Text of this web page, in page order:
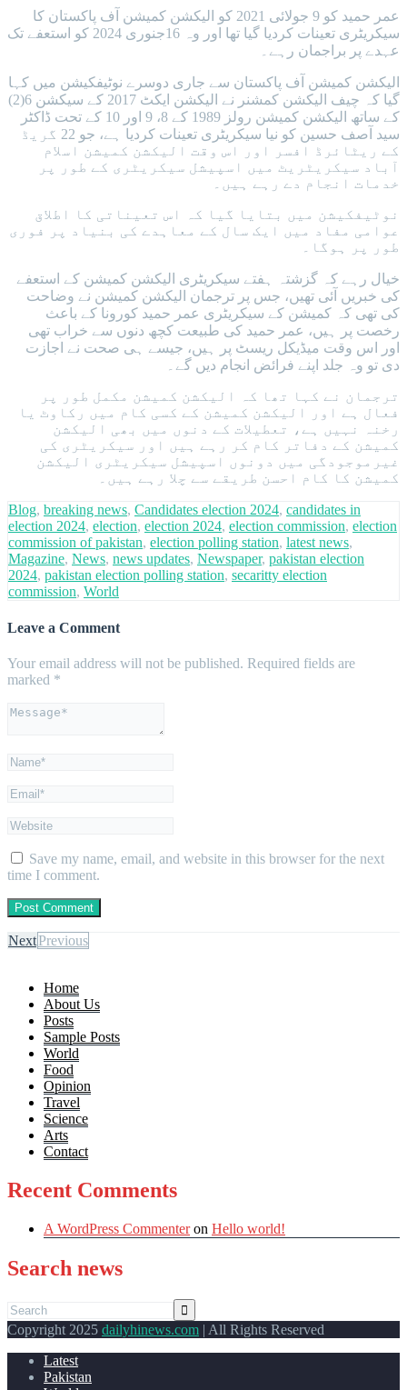
عمر حمید کو 9 جولائی 2021 کو الیکشن کمیشن آف پاکستان کا
سیکریٹری تعینات کردیا گیا تھا اور وہ 16جنوری 2024 کو استعفے تک
عہدے پر براجمان رہے۔
الیکشن کمیشن آف پاکستان سے جاری دوسرے نوٹیفکیشن میں کہا
گیا کہ چیف الیکشن کمشنر نے الیکشن ایکٹ 2017 کے سیکشن 6(2)
کے ساتھ الیکشن کمیشن رولز 1989 کے 8، 9 اور 10 کے تحت ڈاکٹر
سید آصف حسین کو نیا سیکریٹری تعینات کردیا ہے، جو 22 گریڈ
کے ریٹائرڈ افسر اور اس وقت الیکشن کمیشن اسلام
آباد سیکریٹریٹ میں اسپیشل سیکریٹری کے طور پر
خدمات انجام دے رہے ہیں۔
نوٹیفکیشن میں بتایا گیا کہ اس تعیناتی کا اطلاق
عوامی مفاد میں ایک سال کے معاہدے کی بنیاد پر فوری
طور پر ہوگا۔
خیال رہے کہ گزشتہ ہفتے سیکریٹری الیکشن کمیشن کے استعفے
کی خبریں آئی تھیں، جس پر ترجمان الیکشن کمیشن نے وضاحت
کی تھی کہ کمیشن کے سیکریٹری عمر حمید کورونا کے باعث
رخصت پر ہیں، عمر حمید کی طبیعت کچھ دنوں سے خراب تھی
اور اس وقت میڈیکل ریسٹ پر ہیں، جیسے ہی صحت نے اجازت
دی تو وہ جلد اپنے فرائض انجام دیں گے۔
ترجمان نے کہا تھا کہ الیکشن کمیشن مکمل طور پر
فعال ہے اور الیکشن کمیشن کے کسی کام میں رکاوٹ یا
رخنہ نہیں ہے، تعطیلات کے دنوں میں بھی الیکشن
کمیشن کے دفاتر کام کر رہے ہیں اور سیکریٹری کی
غیرموجودگی میں دونوں اسپیشل سیکریٹری الیکشن
کمیشن کا کام احسن طریقے سے چلا رہے ہیں۔
Blog, breaking news, Candidates election 2024, candidates in
election 2024, election, election 2024, election commission, election
commission of pakistan, election polling station, latest news,
Magazine, News, news updates, Newspaper, pakistan election
2024, pakistan election polling station, secaritty election
commission, World
Leave a Comment
Your email address will not be published. Required fields are
marked *
Save my name, email, and website in this browser for the next
time I comment.
NextPrevious
Home
About Us
Posts
Sample Posts
World
Food
Opinion
Travel
Science
Arts
Contact
Recent Comments
A WordPress Commenteron Hello world!
Search news
Copyright 2025 dailyhinews.com | All Rights Reserved
Latest
Pakistan